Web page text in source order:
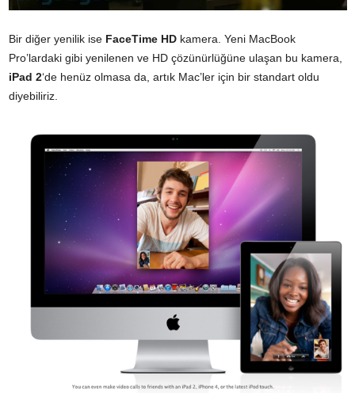
Bir diğer yenilik ise FaceTime HD kamera. Yeni MacBook
Pro’lardaki gibi yenilenen ve HD çözünürlüğüne ulaşan bu kamera,
iPad 2‘de henüz olmasa da, artık Mac’ler için bir standart oldu
diyebiliriz.